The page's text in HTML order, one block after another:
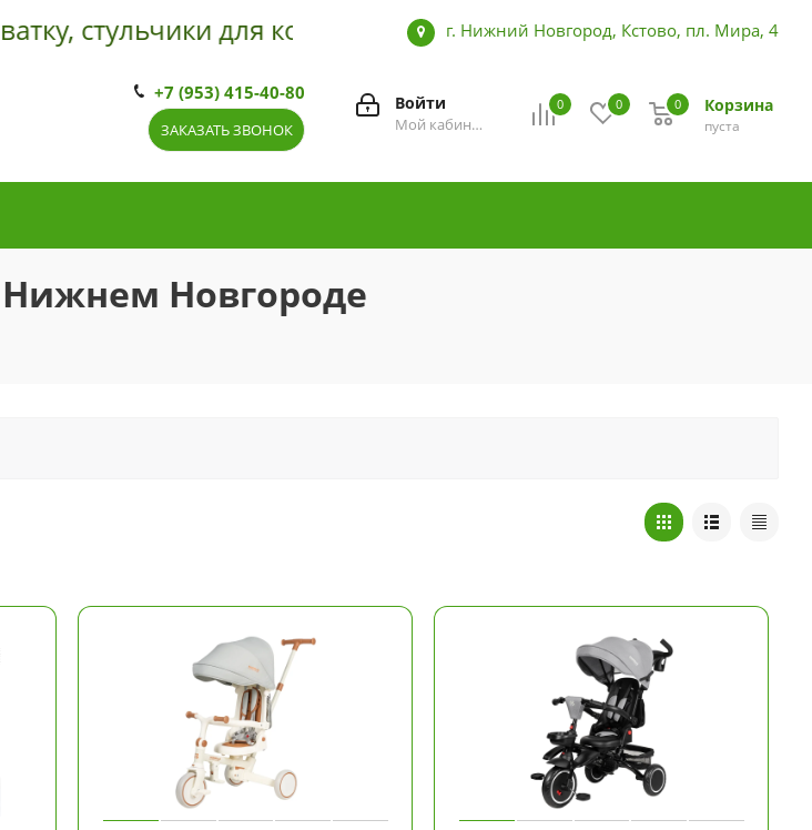
для кормления, комбинезоны, пеленки-
г. Нижний Новгород, Кстово, пл. Мира, 4
0 0 Корзина
0
пуста
0
Войти
Мой кабинет
+7 (953) 415-40-80
ЗАКАЗАТЬ ЗВОНОК
Новгороде